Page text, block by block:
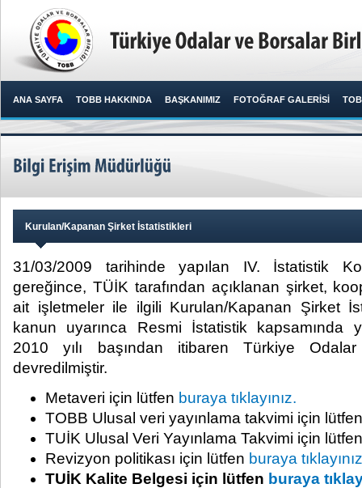
ANA SAYFA TOBB HAKKINDA BAŞKANIMIZ FOTOĞRAF GALERİSİ
Kurulan/Kapanan Şirket İstatistikleri
31/03/2009 tarihinde yapılan IV. İstatistik
gereğince, TÜİK tarafından açıklanan şirket,
ait işletmeler ile ilgili Kurulan/Kapanan Şirket
kanun uyarınca Resmi İstatistik kapsamında
2010 yılı başından itibaren Türkiye
devredilmiştir.
Metaveri için lütfen buraya tıklayınız.
TOBB Ulusal veri yayınlama takvimi için
TUİK Ulusal Veri Yayınlama Takvimi için
Revizyon politikası için lütfen buraya
TUİK Kalite Belgesi için lütfen buraya